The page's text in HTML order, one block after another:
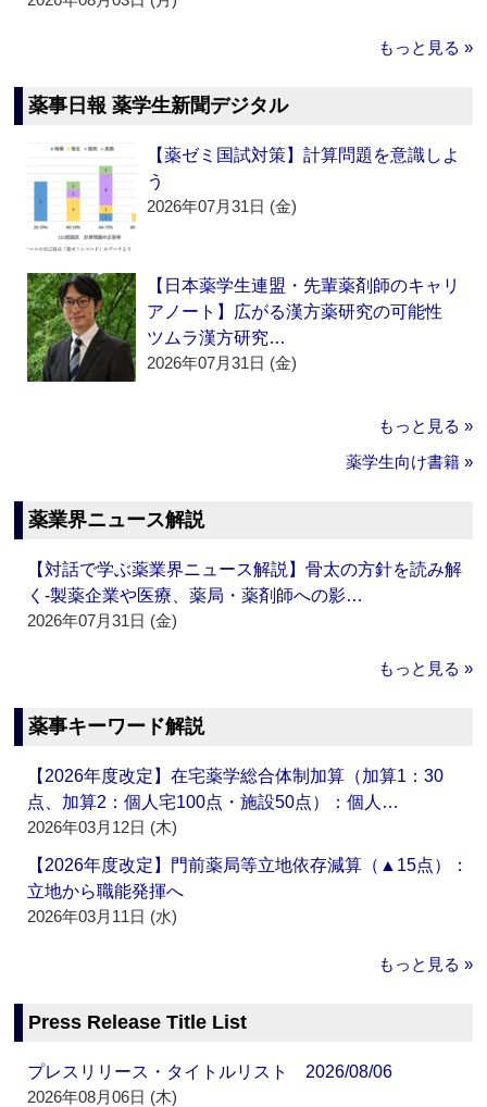
もっと見る »
薬事日報 薬学生新聞デジタル
【薬ゼミ国試対策】計算問題を意識しよ
う
2026年07月31日 (金)
【日本薬学生連盟・先輩薬剤師のキャリ
アノート】広がる漢方薬研究の可能性
ツムラ漢方研究…
2026年07月31日 (金)
もっと見る »
薬学生向け書籍 »
薬業界ニュース解説
【対話で学ぶ薬業界ニュース解説】骨太の方針を読み解
く‐製薬企業や医療、薬局・薬剤師への影…
2026年07月31日 (金)
もっと見る »
薬事キーワード解説
【2026年度改定】在宅薬学総合体制加算（加算1：30
点、加算2：個人宅100点・施設50点）：個人…
2026年03月12日 (木)
【2026年度改定】門前薬局等立地依存減算（▲15点）：
立地から職能発揮へ
2026年03月11日 (水)
もっと見る »
Press Release Title List
プレスリリース・タイトルリスト 2026/08/06
2026年08月06日 (木)